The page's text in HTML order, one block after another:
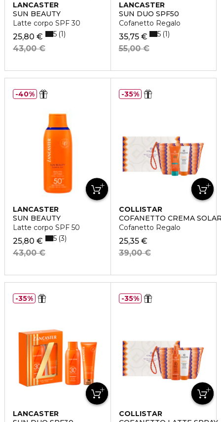
LANCASTER
SUN BEAUTY
Latte corpo SPF 30
25,80 €
43,00 €
5 1
LANCASTER
SUN DUO SPF50
Cofanetto Regalo
35,75 €
55,00 €
5 1
LANCASTER
SUN BEAUTY
Latte corpo SPF 50
25,80 €
43,00 €
5 3
40%
COLLISTAR
COFANETTO CREMA
Cofanetto Regalo
25,35 €
39,00 €
35%
LANCASTER
35%
COLLISTAR
35%